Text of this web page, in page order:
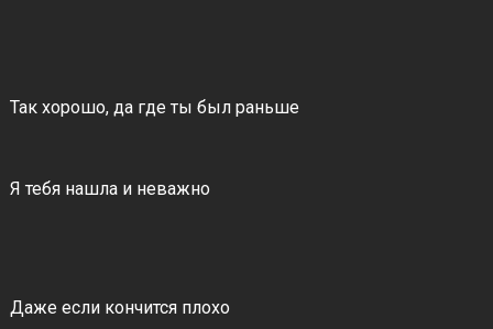
Так хорошо, да где ты был раньше
Я тебя нашла и неважно
Даже если кончится плохо